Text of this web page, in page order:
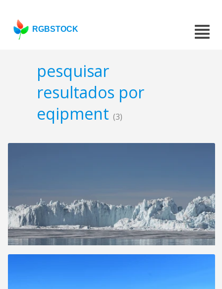
RGBSTOCK
pesquisar
resultados por
eqipment (3)